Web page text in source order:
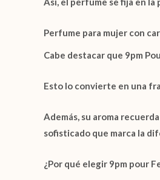
Perfume para mujer con
Cabe destacar que 9pm
Esto lo convierte en una
Además, su aroma recuerda
sofisticado que marca la
¿Por qué elegir 9pm pour